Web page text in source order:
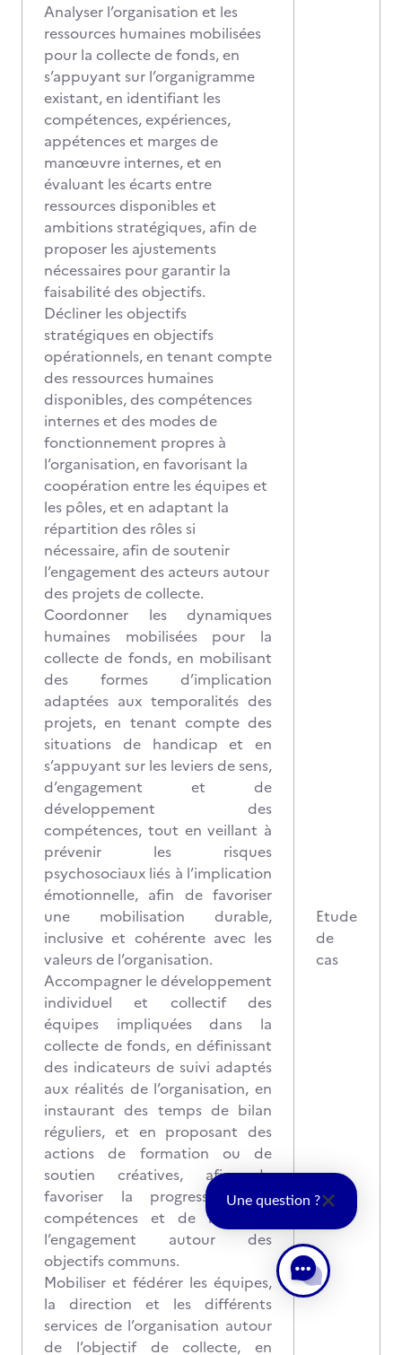
Analyser l’organisation et les
ressources humaines mobilisées
pour la collecte de fonds, en
s’appuyant sur l’organigramme
existant, en identifiant les
compétences, expériences,
appétences et marges de
manœuvre internes, et en
évaluant les écarts entre
ressources disponibles et
ambitions stratégiques, afin de
proposer les ajustements
nécessaires pour garantir la
faisabilité des objectifs.
Décliner les objectifs
stratégiques en objectifs
opérationnels, en tenant compte
des ressources humaines
disponibles, des compétences
internes et des modes de
fonctionnement propres à
l’organisation, en favorisant la
coopération entre les équipes et
les pôles, et en adaptant la
répartition des rôles si
nécessaire, afin de soutenir
l’engagement des acteurs autour
des projets de collecte.
Coordonner les dynamiques
humaines mobilisées pour la
collecte de fonds, en mobilisant
des formes d’implication
adaptées aux temporalités des
projets, en tenant compte des
situations de handicap et en
s’appuyant sur les leviers de sens,
d’engagement et de
développement des
compétences, tout en veillant à
prévenir les risques
psychosociaux liés à l’implication
émotionnelle, afin de favoriser
une mobilisation durable,
inclusive et cohérente avec les
valeurs de l’organisation.
Accompagner le développement
individuel et collectif des
équipes impliquées dans la
collecte de fonds, en définissant
des indicateurs de suivi adaptés
aux réalités de l’organisation, en
instaurant des temps de bilan
réguliers, et en proposant des
actions de formation ou de
soutien créatives, afin de
favoriser la progression des
compétences et de renforcer
l’engagement autour des
objectifs communs.
Mobiliser et fédérer les équipes,
la direction et les différents
services de l’organisation autour
de l’objectif de collecte, en
Etude
de
cas
Une question ?